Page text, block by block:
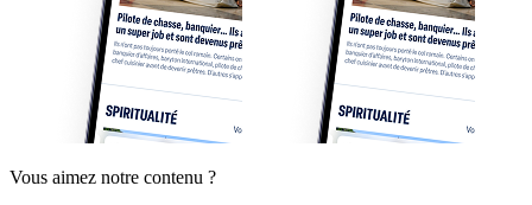
Vous aimez notre contenu ?